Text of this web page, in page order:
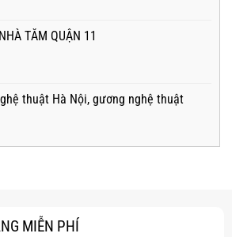
TẮM QUẬN 11
thuật Hà Nội, gương nghệ thuật
MIỄN PHÍ